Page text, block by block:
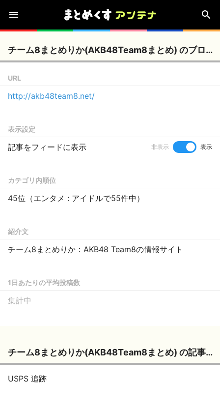
チーム8まとめりか(AKB48Team8まとめ) のブログ情報
URL
http://akb48team8.net/
表示設定
記事をフィードに表示 非表示 表示
カテゴリ内順位
45位（エンタメ : アイドルで55件中）
紹介文
チーム8まとめりか：AKB48 Team8の情報サイト
1日あたりの平均投稿数
集計中
チーム8まとめりか(AKB48Team8まとめ) の記事一覧
USPS 追跡